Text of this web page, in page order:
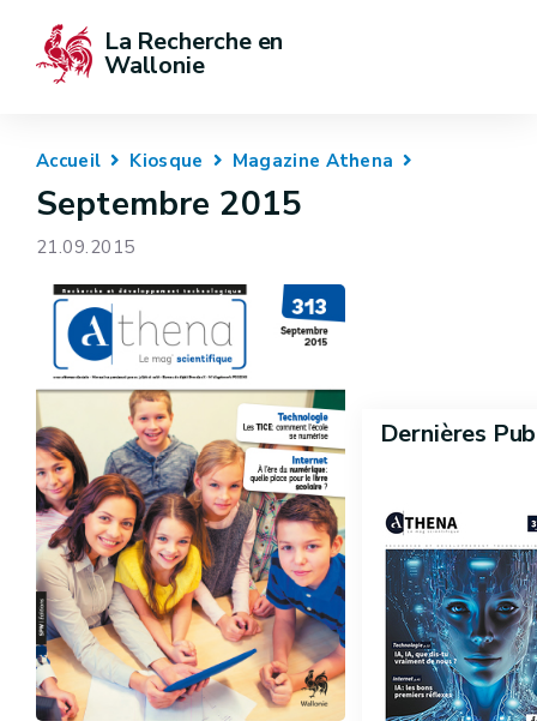
La Recherche en
Wallonie
Accueil Kiosque Magazine Athena
Septembre 2015
21.09.2015
Dernières